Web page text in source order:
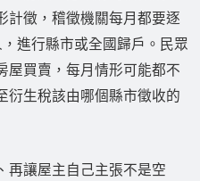
計徵，稽徵機關每月都要逐
進行縣市或全國歸戶。民眾
屋買賣，每月情形可能都不
衍生稅該由哪個縣市徵收的
再讓屋主自己主張不是空